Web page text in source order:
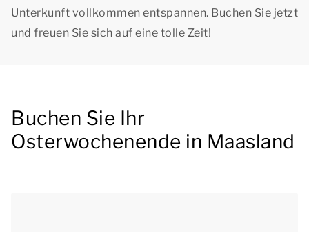
Unterkunft vollkommen entspannen. Buchen Sie jetzt
und freuen Sie sich auf eine tolle Zeit!
Buchen Sie Ihr
Osterwochenende in Maasland